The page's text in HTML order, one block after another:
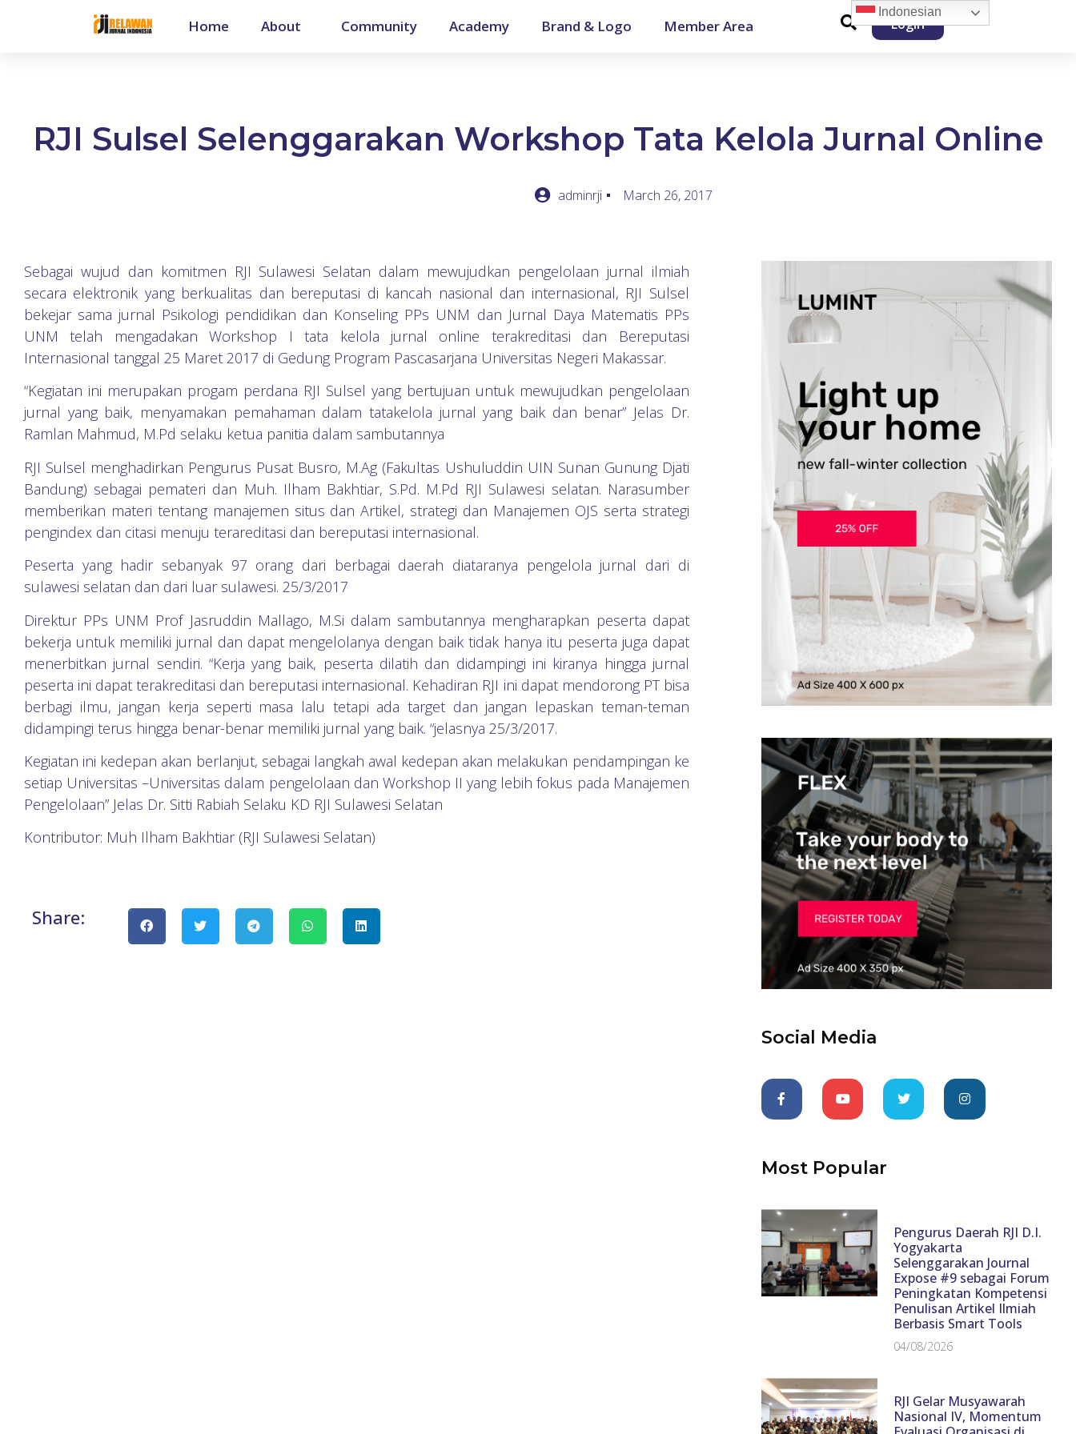
Home About Community Academy Brand & Logo Member Area Login
RJI Sulsel Selenggarakan Workshop Tata Kelola Jurnal Online
adminrji March 26, 2017
Sebagai wujud dan komitmen RJI Sulawesi Selatan dalam mewujudkan pengelolaan jurnal ilmiah
secara elektronik yang berkualitas dan bereputasi di kancah nasional dan internasional, RJI Sulsel
bekejar sama jurnal Psikologi pendidikan dan Konseling PPs UNM dan Jurnal Daya Matematis PPs
UNM telah mengadakan Workshop I tata kelola jurnal online terakreditasi dan Bereputasi
Internasional tanggal 25 Maret 2017 di Gedung Program Pascasarjana Universitas Negeri Makassar.
“Kegiatan ini merupakan progam perdana RJI Sulsel yang bertujuan untuk mewujudkan pengelolaan
jurnal yang baik, menyamakan pemahaman dalam tatakelola jurnal yang baik dan benar” Jelas Dr.
Ramlan Mahmud, M.Pd selaku ketua panitia dalam sambutannya
RJI Sulsel menghadirkan Pengurus Pusat Busro, M.Ag (Fakultas Ushuluddin UIN Sunan Gunung Djati
Bandung) sebagai pemateri dan Muh. Ilham Bakhtiar, S.Pd. M.Pd RJI Sulawesi selatan. Narasumber
memberikan materi tentang manajemen situs dan Artikel, strategi dan Manajemen OJS serta strategi
pengindex dan citasi menuju terareditasi dan bereputasi internasional.
Peserta yang hadir sebanyak 97 orang dari berbagai daerah diataranya pengelola jurnal dari di
sulawesi selatan dan dari luar sulawesi. 25/3/2017
Direktur PPs UNM Prof Jasruddin Mallago, M.Si dalam sambutannya mengharapkan peserta dapat
bekerja untuk memiliki jurnal dan dapat mengelolanya dengan baik tidak hanya itu peserta juga dapat
menerbitkan jurnal sendiri. “Kerja yang baik, peserta dilatih dan didampingi ini kiranya hingga jurnal
peserta ini dapat terakreditasi dan bereputasi internasional. Kehadiran RJI ini dapat mendorong PT bisa
berbagi ilmu, jangan kerja seperti masa lalu tetapi ada target dan jangan lepaskan teman-teman
didampingi terus hingga benar-benar memiliki jurnal yang baik. “jelasnya 25/3/2017.
Kegiatan ini kedepan akan berlanjut, sebagai langkah awal kedepan akan melakukan pendampingan ke
setiap Universitas –Universitas dalam pengelolaan dan Workshop II yang lebih fokus pada Manajemen
Pengelolaan” Jelas Dr. Sitti Rabiah Selaku KD RJI Sulawesi Selatan
Kontributor: Muh Ilham Bakhtiar (RJI Sulawesi Selatan)
Share:
Social Media
Most Popular
Pengurus Daerah RJI D.I.
Yogyakarta
Selenggarakan Journal
Expose #9 sebagai Forum
Peningkatan Kompetensi
Penulisan Artikel Ilmiah
Berbasis Smart Tools
04/08/2026
RJI Gelar Musyawarah
Nasional IV, Momentum
Indonesian